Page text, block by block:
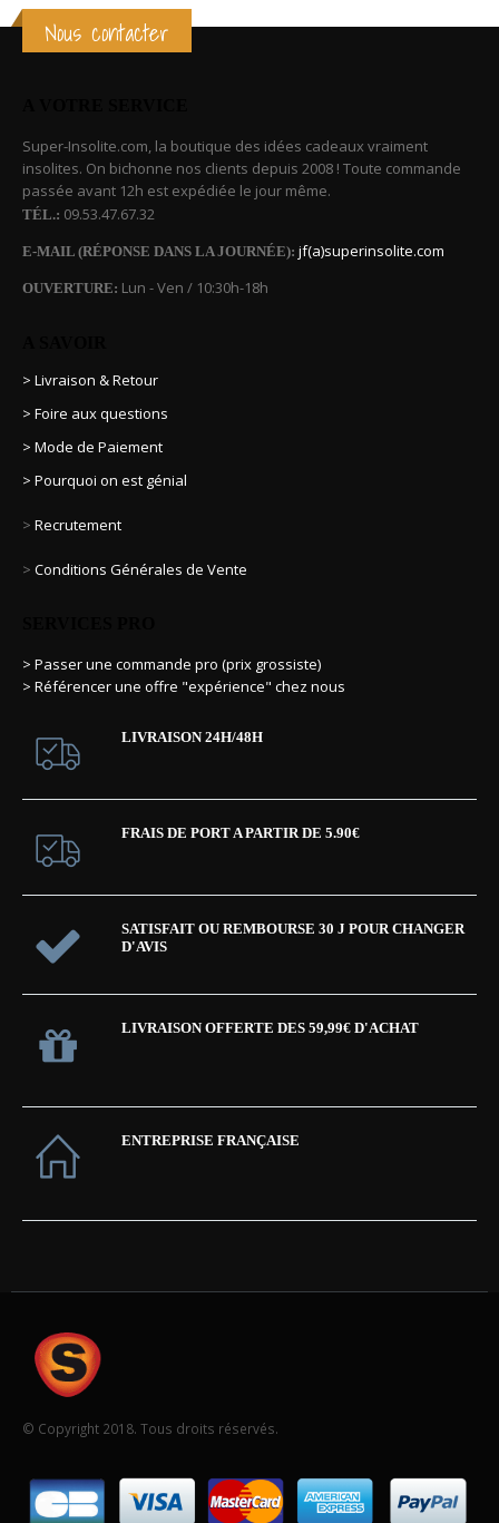
Nous contacter
Super-Insolite.com, la boutique des idées cadeaux vraiment
insolites. On bichonne nos clients depuis 2008 ! Toute commande
passée avant 12h est expédiée le jour même.
TÉL.: 09.53.47.67.32
E-MAIL (RÉPONSE DANS LA JOURNÉE): jf(a)superinsolite.com
OUVERTURE: Lun - Ven / 10:30h-18h
> Livraison & Retour
> Foire aux questions
> Mode de Paiement
> Pourquoi on est génial
> Recrutement
> Conditions Générales de Vente
> Passer une commande pro (prix grossiste)
> Référencer une offre "expérience" chez nous
LIVRAISON 24H/48H
FRAIS DE PORT A PARTIR DE 5.90€
SATISFAIT OU REMBOURSE 30 J POUR CHANGER
D'AVIS
LIVRAISON OFFERTE DES 59,99€ D'ACHAT
ENTREPRISE FRANÇAISE
© Copyright 2018. Tous droits réservés.